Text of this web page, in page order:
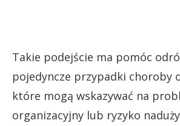
Takie podejście ma pomóc
pojedyncze przypadki choroby
które mogą wskazywać na
organizacyjny lub ryzyko